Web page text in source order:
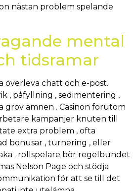
nästan problem spelande
mental
tidsramar
överleva chatt och e-post.
, påfyllning , sedimentering ,
grov ämnen . Casinon förutom
kampanjer knuten till
extra problem , ofta
bonusar , turnering , eller
. rollspelare bör regelbundet
Nelson Page och stödja
för att se till det